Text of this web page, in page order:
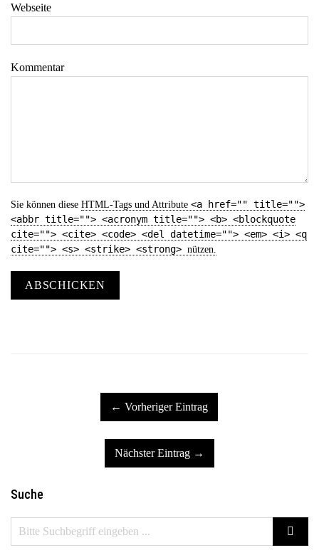
Webseite
Kommentar
Sie können diese HTML-Tags und Attribute <a href="" title="">
<abbr title=""> <acronym title=""> <b> <blockquote
cite=""> <cite> <code> <del datetime=""> <em> <i> <q
cite=""> <s> <strike> <strong> nützen.
ABSCHICKEN
← Vorheriger Eintrag
Nächster Eintrag →
Suche